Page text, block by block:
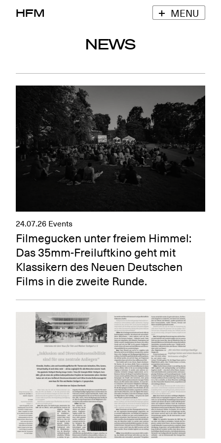
HFM MENU
NEWS
24.07.26 Events
Filmegucken unter freiem Himmel:
Das 35mm-Freiluftkino geht mit
Klassikern des Neuen Deutschen
Films in die zweite Runde.